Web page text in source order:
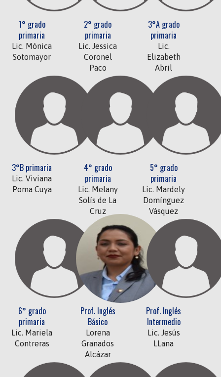
1° grado
primaria
Lic. Mónica
Sotomayor
2° grado
primaria
Lic. Jessica
Coronel
Paco
3°A grado
primaria
Lic.
Elizabeth
Abril
3°B primaria
Lic. Viviana
Poma Cuya
4° grado
primaria
Lic. Melany
Solís de La
Cruz
5° grado
primaria
Lic. Mardely
Domínguez
Vásquez
6° grado
primaria
Lic. Mariela
Contreras
Prof. Inglés
Básico
Lorena
Granados
Alcázar
Prof. Inglés
Intermedio
Lic. Jesús
LLana